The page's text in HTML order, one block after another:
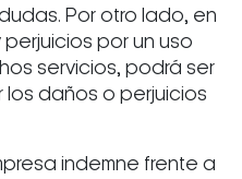
Por otro lado, en
por un uso
servicios, podrá ser
los daños o perjuicios
indemne frente a